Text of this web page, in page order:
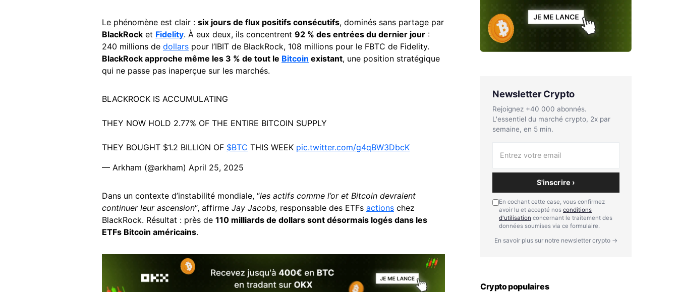
Le phénomène est clair : six jours de flux positifs consécutifs, dominés sans partage par
BlackRock et Fidelity. À eux deux, ils concentrent 92 % des entrées du dernier jour :
240 millions de dollars pour l’IBIT de BlackRock, 108 millions pour le FBTC de Fidelity.
BlackRock approche même les 3 % de tout le Bitcoin existant, une position stratégique
qui ne passe pas inaperçue sur les marchés.
BLACKROCK IS ACCUMULATING
THEY NOW HOLD 2.77% OF THE ENTIRE BITCOIN SUPPLY
THEY BOUGHT $1.2 BILLION OF $BTC THIS WEEK pic.twitter.com/g4qBW3DbcK
— Arkham (@arkham) April 25, 2025
Dans un contexte d’instabilité mondiale, “les actifs comme l’or et Bitcoin devraient
continuer leur ascension“, affirme Jay Jacobs, responsable des ETFs actions chez
BlackRock. Résultat : près de 110 milliards de dollars sont désormais logés dans les
ETFs Bitcoin américains.
Newsletter Crypto
Rejoignez +40 000 abonnés.
L'essentiel du marché crypto, 2x par
semaine, en 5 min.
S'inscrire ›
En cochant cette case, vous confirmez
avoir lu et accepté nos conditions
d'utilisation concernant le traitement des
données soumises via ce formulaire.
En savoir plus sur notre newsletter crypto →
Crypto populaires